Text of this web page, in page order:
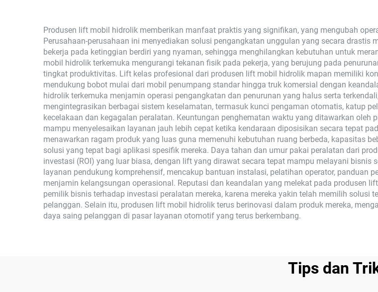
Produsen lift mobil hidrolik memberikan manfaat praktis yang signifikan, yang mengubah
Perusahaan-perusahaan ini menyediakan solusi pengangkatan unggulan yang secara
bekerja pada ketinggian berdiri yang nyaman, sehingga menghilangkan kebutuhan untuk
mobil hidrolik terkemuka mengurangi tekanan fisik pada pekerja, yang berujung pada
tingkat produktivitas. Lift kelas profesional dari produsen lift mobil hidrolik mapan memiliki
mendukung bobot mulai dari mobil penumpang standar hingga truk komersial dengan
hidrolik terkemuka menjamin operasi pengangkatan dan penurunan yang halus serta
mengintegrasikan berbagai sistem keselamatan, termasuk kunci pengaman otomatis, katup
kecelakaan dan kegagalan peralatan. Keuntungan penghematan waktu yang ditawarkan
mampu menyelesaikan layanan jauh lebih cepat ketika kendaraan diposisikan secara tepat
menawarkan ragam produk yang luas guna memenuhi kebutuhan ruang berbeda, kapasitas
solusi yang tepat bagi aplikasi spesifik mereka. Daya tahan dan umur pakai peralatan dari
investasi (ROI) yang luar biasa, dengan lift yang dirawat secara tepat mampu melayani
layanan pendukung komprehensif, mencakup bantuan instalasi, pelatihan operator, panduan
menjamin kelangsungan operasional. Reputasi dan keandalan yang melekat pada produsen
pemilik bisnis terhadap investasi peralatan mereka, karena mereka yakin telah memilih solusi
pelanggan. Selain itu, produsen lift mobil hidrolik terus berinovasi dalam produk mereka,
daya saing pelanggan di pasar layanan otomotif yang terus berkembang.
Tips dan